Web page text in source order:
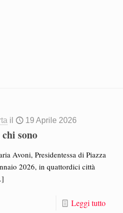
il 19 Aprile 2026
sono
Avoni, Presidentessa di Piazza
2026, in quattordici città
Leggi tutto